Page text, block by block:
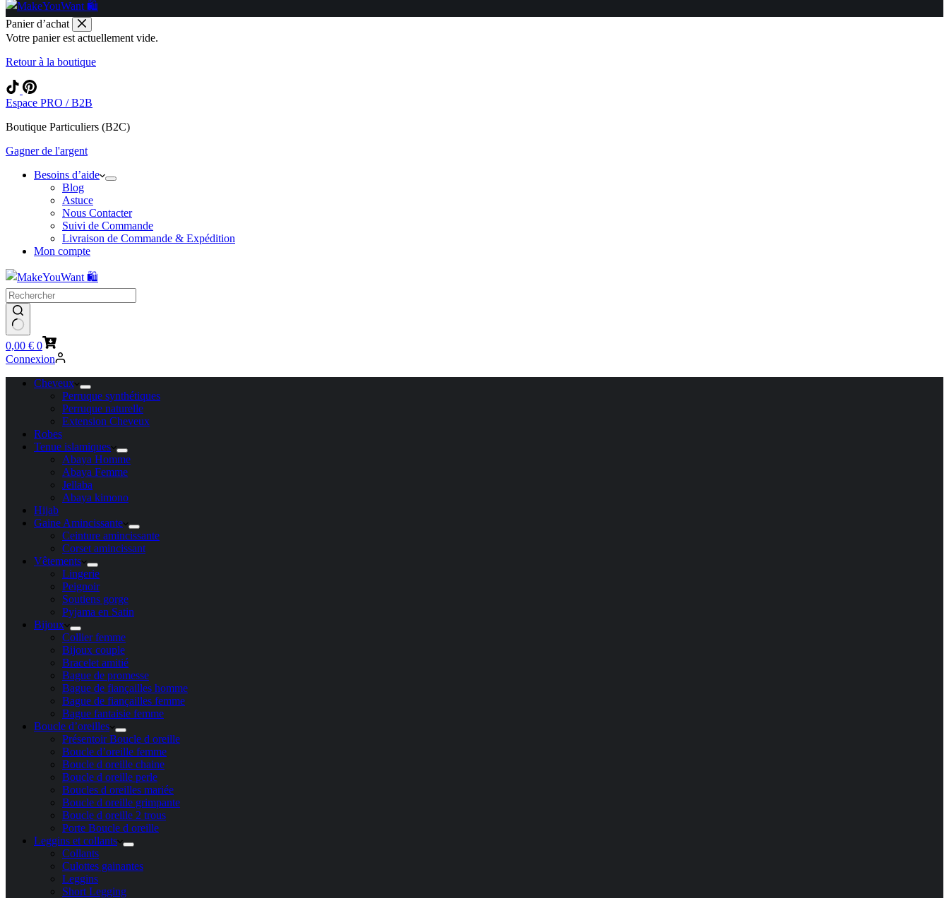
Panier d’achat
Votre panier est actuellement vide.
Retour à la boutique
Espace PRO / B2B
Boutique Particuliers (B2C)
Gagner de l'argent
Besoins d’aide
Blog
Astuce
Nous Contacter
Suivi de Commande
Livraison de Commande & Expédition
Mon compte
Panier
d’achat
0,00 € 0
Connexion
Cheveux
Perruque synthétiques
Perruque naturelle
Extension Cheveux
Robes
Tenue islamiques
Abaya Homme
Abaya Femme
Jellaba
Abaya kimono
Hijab
Gaine Amincissante
Ceinture amincissante
Corset amincissant
Vêtements
Lingerie
Peignoir
Soutiens gorge
Pyjama en Satin
Bijoux
Collier femme
Bijoux couple
Bracelet amitié
Bague de promesse
Bague de fiançailles homme
Bague de fiançailles femme
Bague fantaisie femme
Boucle d’oreilles
Présentoir Boucle d oreille
Boucle d’oreille femme
Boucle d oreille chaine
Boucle d oreille perle
Boucles d oreilles mariée
Boucle d oreille grimpante
Boucle d oreille 2 trous
Porte Boucle d oreille
Leggins et collants
Collants
Culottes gainantes
Leggins
Short Legging